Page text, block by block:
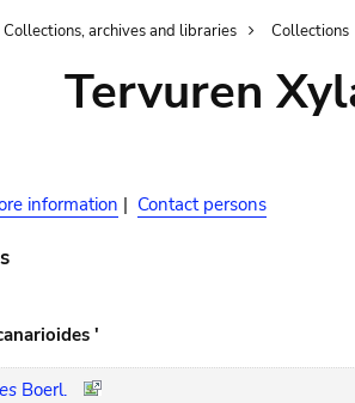
Collections, archives and libraries Collections
Tervuren
information | Contact persons
'
Boerl.